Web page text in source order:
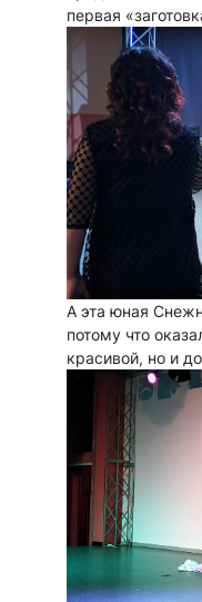
первая
А эта юная
потому что
красивой, но и